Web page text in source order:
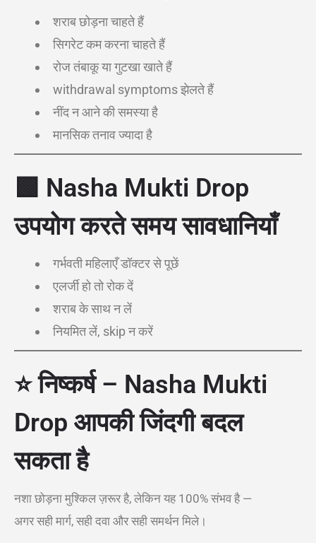
शराब छोड़ना चाहते हैं
सिगरेट कम करना चाहते हैं
रोज तंबाकू या गुटखा खाते हैं
withdrawal symptoms झेलते हैं
नींद न आने की समस्या है
मानसिक तनाव ज्यादा है
🟩 Nasha Mukti Drop
उपयोग करते समय सावधानियाँ
गर्भवती महिलाएँ डॉक्टर से पूछें
एलर्जी हो तो रोक दें
शराब के साथ न लें
नियमित लें, skip न करें
⭐निष्कर्ष – Nasha Mukti
Drop आपकी जिंदगी बदल
सकता है
नशा छोड़ना मुश्किल ज़रूर है, लेकिन यह 100% संभव है —
अगर सही मार्ग, सही दवा और सही समर्थन मिले।